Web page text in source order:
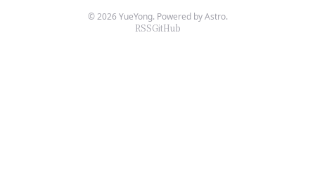
© 2026 YueYong. Powered by Astro.
RSSGitHub